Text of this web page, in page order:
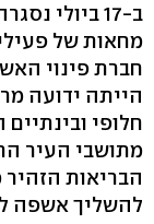
ב-17 ביולי
מחאות של
חברת פינוי
הייתה ידועה
חלופי
מתושבי העיר
הבריאות
להשליך אשפה